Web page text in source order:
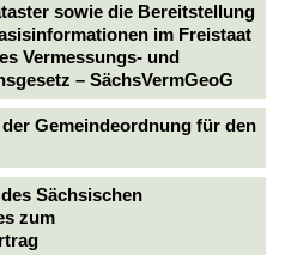
sowie die Bereitstellung
im Freistaat
Vermessungs- und
– SächsVermGeoG
Gemeindeordnung für den
Sächsischen
zum